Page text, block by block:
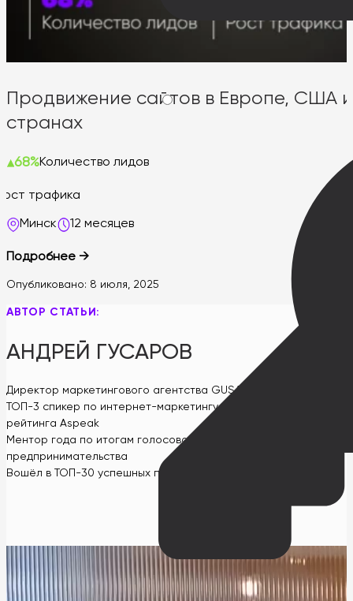
Продвижение сайтов в Европе, США
странах
68%Количество лидов
трафика
Минск 12 месяцев
Подробнее →
Опубликовано: 8 июля, 2025
АВТОР СТАТЬИ:
АНДРЕЙ ГУСАРОВ
Директор маркетингового агентства GUSAROV
ТОП-3 спикер по интернет-маркетингу в СНГ по версии
рейтинга Aspeak
Ментор года по итогам голосования на всемирной неделе
предпринимательства
Вошёл в ТОП-30 успешных предпринимателей до 30 лет